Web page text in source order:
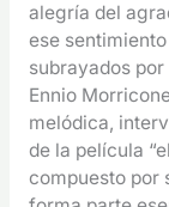
alegría del
ese
subrayados
Ennio
melódica,
de la película “el
compuesto por